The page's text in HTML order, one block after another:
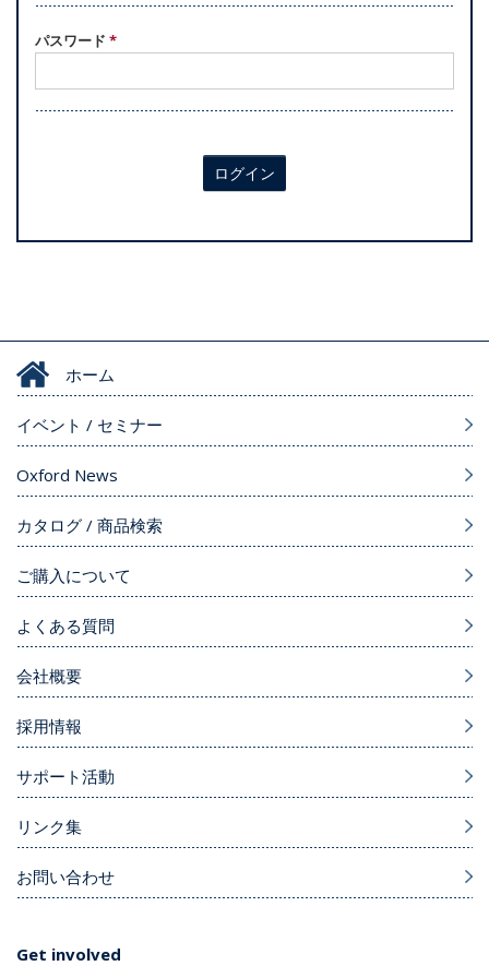
パスワード *
ログイン
ホーム
イベント / セミナー
Oxford News
カタログ / 商品検索
ご購入について
よくある質問
会社概要
採用情報
サポート活動
リンク集
お問い合わせ
Get involved